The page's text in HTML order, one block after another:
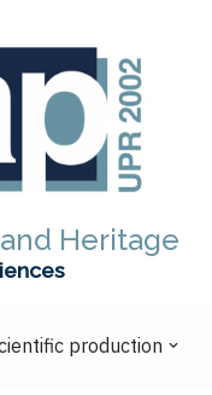
Heritage
production